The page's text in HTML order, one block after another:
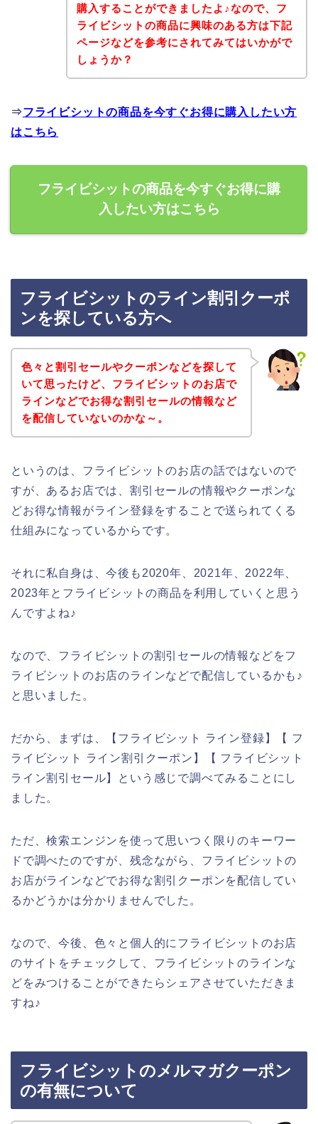
購入することができましたよ♪なので、フ
ライビシットの商品に興味のある方は下記
ページなどを参考にされてみてはいかがで
しょうか？
⇒フライビシットの商品を今すぐお得に購入したい方
はこちら
フライビシットの商品を今すぐお得に購
入したい方はこちら
フライビシットのライン割引クーポ
ンを探している方へ
色々と割引セールやクーポンなどを探して
いて思ったけど、フライビシットのお店で
ラインなどでお得な割引セールの情報など
を配信していないのかな～。
というのは、フライビシットのお店の話ではないので
すが、あるお店では、割引セールの情報やクーポンな
どお得な情報がライン登録をすることで送られてくる
仕組みになっているからです。
それに私自身は、今後も2020年、2021年、2022年、
2023年とフライビシットの商品を利用していくと思う
んですよね♪
なので、フライビシットの割引セールの情報などをフ
ライビシットのお店のラインなどで配信しているかも♪
と思いました。
だから、まずは、【フライビシット ライン登録】【 フ
ライビシット ライン割引クーポン】【 フライビシット
ライン割引セール】という感じで調べてみることにし
ました。
ただ、検索エンジンを使って思いつく限りのキーワー
ドで調べたのですが、残念ながら、フライビシットの
お店がラインなどでお得な割引クーポンを配信してい
るかどうかは分かりませんでした。
なので、今後、色々と個人的にフライビシットのお店
のサイトをチェックして、フライビシットのラインな
どをみつけることができたらシェアさせていただきま
すね♪
フライビシットのメルマガクーポン
の有無について